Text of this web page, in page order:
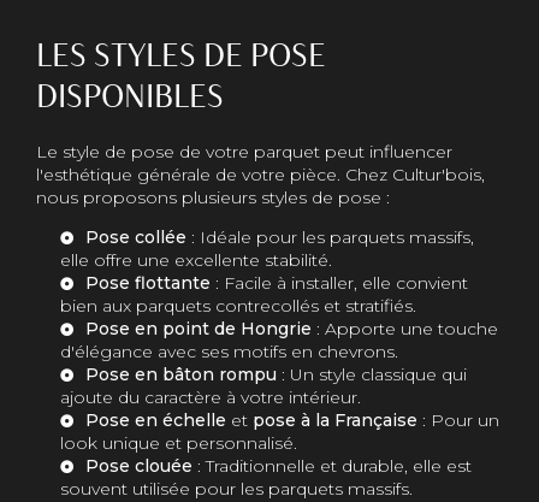
LES STYLES DE POSE
DISPONIBLES
Le style de pose de votre parquet peut influencer
l'esthétique générale de votre pièce. Chez Cultur'bois,
nous proposons plusieurs styles de pose :
Pose collée : Idéale pour les parquets massifs,
elle offre une excellente stabilité.
Pose flottante : Facile à installer, elle convient
bien aux parquets contrecollés et stratifiés.
Pose en point de Hongrie : Apporte une touche
d'élégance avec ses motifs en chevrons.
Pose en bâton rompu : Un style classique qui
ajoute du caractère à votre intérieur.
Pose en échelle et pose à la Française : Pour un
look unique et personnalisé.
Pose clouée : Traditionnelle et durable, elle est
souvent utilisée pour les parquets massifs.